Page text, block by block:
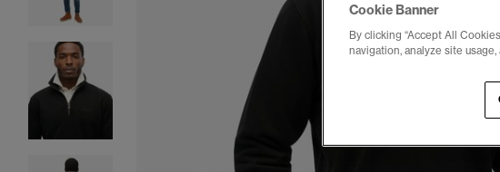
Cookie Banner
By clicking “Accept All
navigation, analyze site